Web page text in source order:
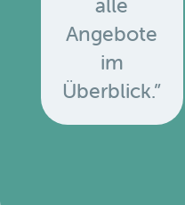
alle
Angebote
im
Überblick.”